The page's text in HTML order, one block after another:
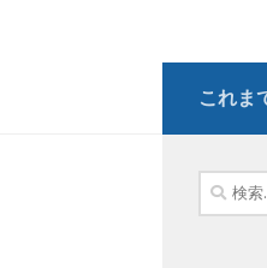
これま
検
索: